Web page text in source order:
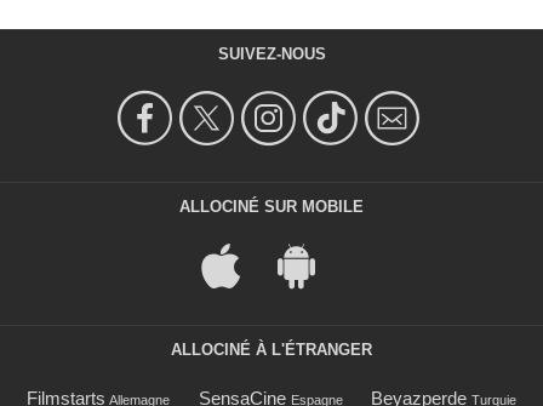
SUIVEZ-NOUS
ALLOCINÉ SUR MOBILE
ALLOCINÉ À L'ÉTRANGER
Filmstarts Allemagne SensaCine Espagne Beyazperde Turquie